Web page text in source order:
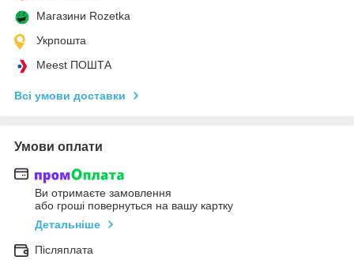
Магазини Rozetka
Укрпошта
Meest ПОШТА
Всі умови доставки
Умови оплати
Ви отримаєте замовлення
або гроші повернуться на вашу картку
Детальніше
Післяплата